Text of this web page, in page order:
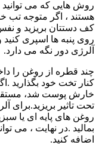
روش هایی که می توانید
هستند ، اگر متوجه تب
کف دستتان بریزید و
روی پنبه ها اسپری کنید
آلرژی دور نگه می دارد.
چند قطره از روغن را
کنار تخت خود بگذارید
خارش پوست شد،
تحت تاثیر بریزید.برای
روغن های پایه ای یا
بمالید .در نهایت ، می
اضافه کنید.